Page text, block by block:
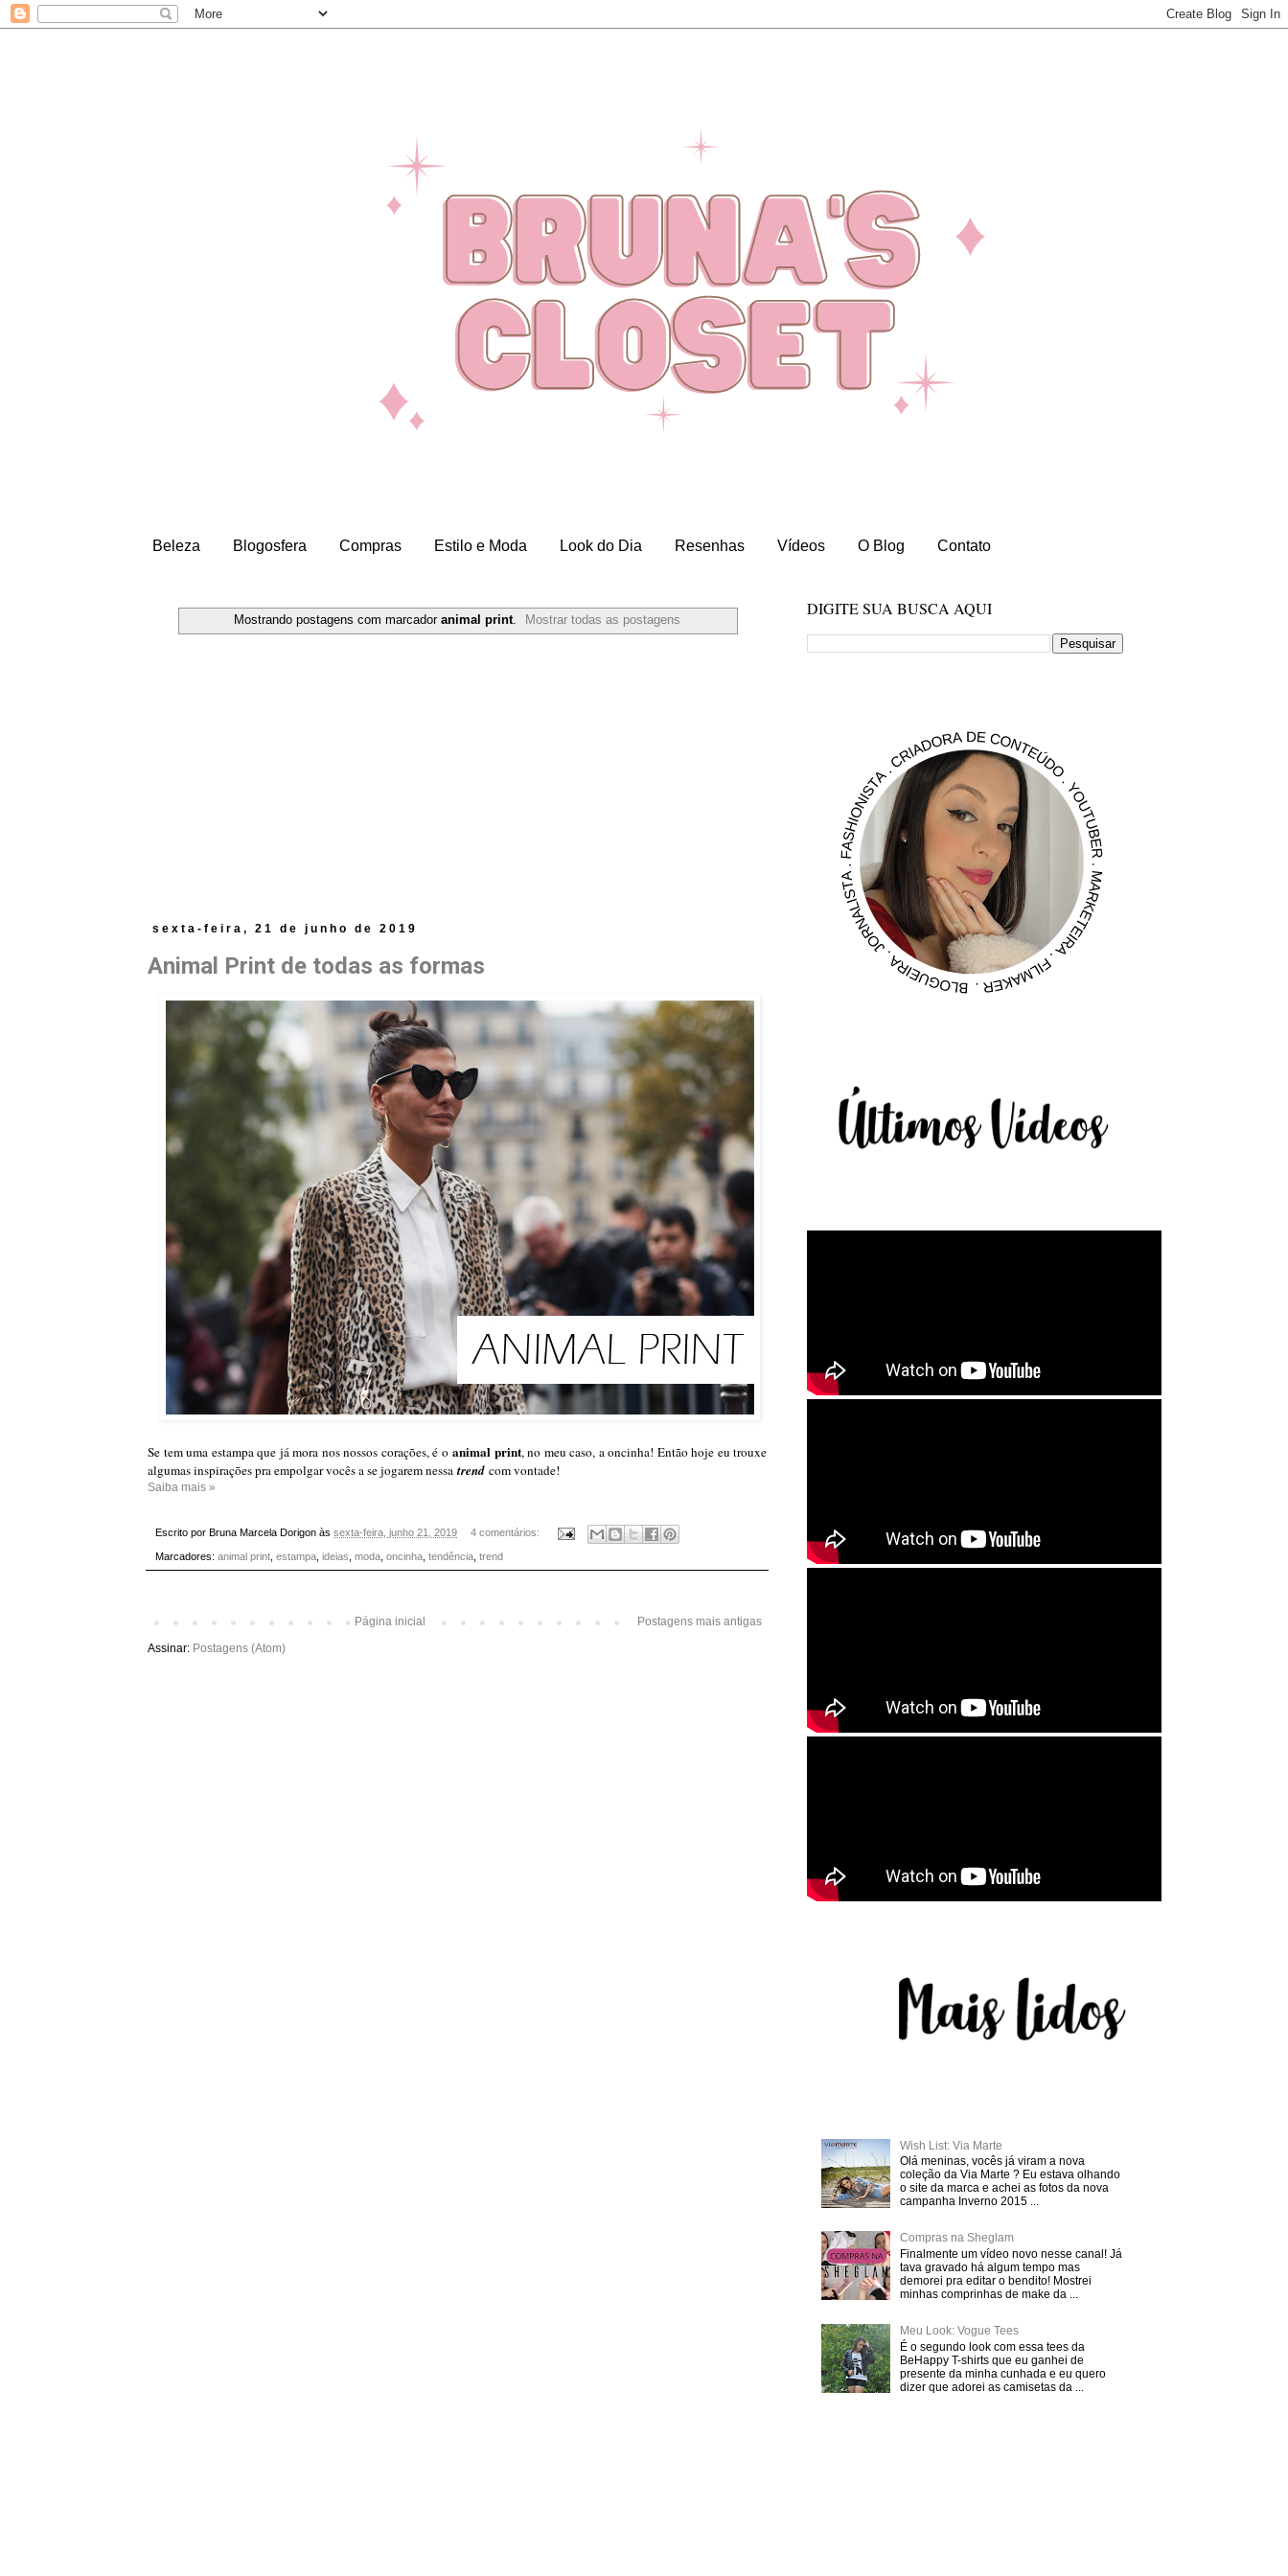
Beleza Blogosfera Compras Estilo e Moda Look do Dia Resenhas Vídeos O Blog Contato
Mostrando postagens com marcador animal print. Mostrar todas as postagens
sexta-feira, 21 de junho de 2019
Animal Print de todas as formas
Se tem uma estampa que já mora nos nossos corações, é o animal print, no meu caso, a oncinha! Então hoje eu trouxe
algumas inspirações pra empolgar vocês a se jogarem nessa trend com vontade!
Saiba mais »
Escrito por Bruna Marcela Dorigon às sexta-feira, junho 21, 2019 4 comentários:
Marcadores: animal print estampa ideias moda oncinha tendência trend
Postagens mais antigas
Página inicial
Assinar: Postagens (Atom)
DIGITE SUA BUSCA AQUI
Wish List: Via Marte
Olá meninas, vocês já viram a nova
coleção da Via Marte ? Eu estava olhando
o site da marca e achei as fotos da nova
campanha Inverno 2015 ...
Compras na Sheglam
Finalmente um vídeo novo nesse canal! Já
tava gravado há algum tempo mas
demorei pra editar o bendito! Mostrei
minhas comprinhas de make da ...
Meu Look: Vogue Tees
É o segundo look com essa tees da
BeHappy T-shirts que eu ganhei de
presente da minha cunhada e eu quero
dizer que adorei as camisetas da ...